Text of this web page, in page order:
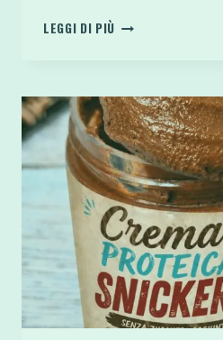
LEGGI DI PIÙ MOUSSE
E
AVOCADO
CON
YOGURT
GRECO